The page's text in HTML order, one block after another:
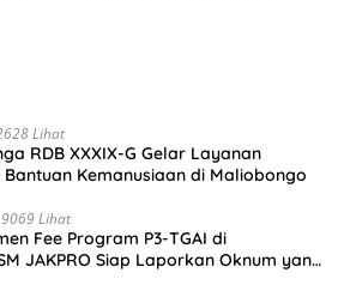
Lihat
RDB XXXIX-G Gelar Layanan
Bantuan Kemanusiaan di Maliobongo
9069 Lihat
Fee Program P3-TGAI di
JAKPRO Siap Laporkan Oknum yang